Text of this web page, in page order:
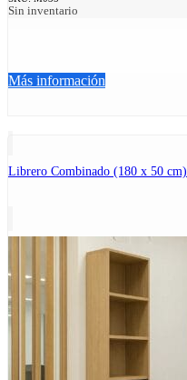
Sin inventario
Más información
Librero Combinado (180 x 50 cm)